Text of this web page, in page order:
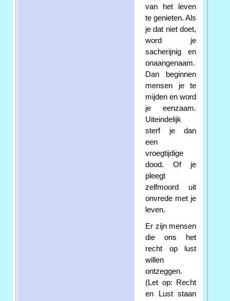
van het leven
te genieten. Als
je dat niet doet,
word je
sacherijnig en
onaangenaam.
Dan beginnen
mensen je te
mijden en word
je eenzaam.
Uiteindelijk
sterf je dan
een
vroegtijdige
dood. Of je
pleegt
zelfmoord uit
onvrede met je
leven.
Er zijn mensen
die ons het
recht op lust
willen
ontzeggen.
(Let op: Recht
en Lust staan